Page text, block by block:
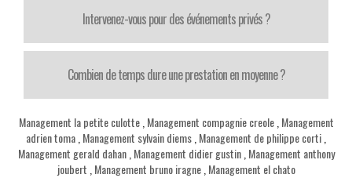
Intervenez-vous pour des événements privés ?
Combien de temps dure une prestation en moyenne ?
Management la petite culotte, Management compagnie creole, Management
adrien toma Management sylvain diems Management de philippe corti
Management gerald dahan, Management didier gustin, Management anthony
joubert Management bruno iragne, Management el chato